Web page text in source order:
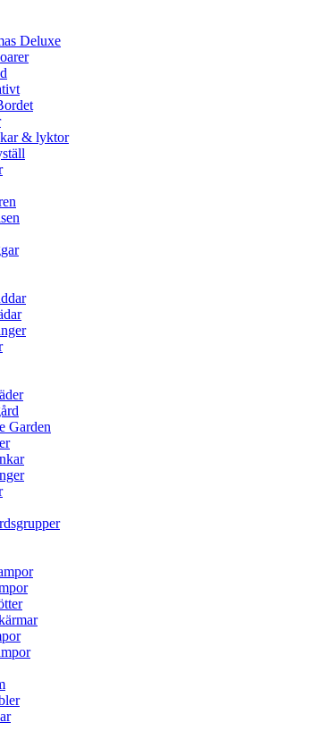
Deluxe
& lyktor
Garden